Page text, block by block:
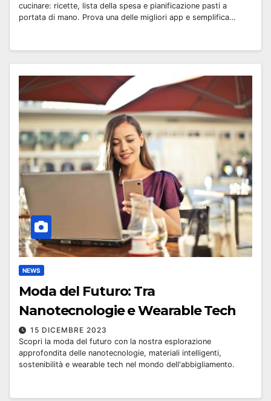
cucinare: ricette, lista della spesa e pianificazione pasti a
portata di mano. Prova una delle migliori app e semplifica…
NEWS
Moda del Futuro: Tra
Nanotecnologie e Wearable Tech
15 DICEMBRE 2023
Scopri la moda del futuro con la nostra esplorazione
approfondita delle nanotecnologie, materiali intelligenti,
sostenibilità e wearable tech nel mondo dell'abbigliamento.